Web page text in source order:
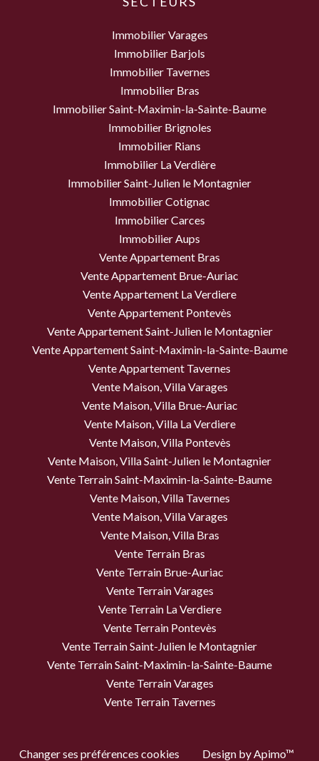
Immobilier Varages
Immobilier Barjols
Immobilier Tavernes
Immobilier Bras
Immobilier Saint-Maximin-la-Sainte-Baume
Immobilier Brignoles
Immobilier Rians
Immobilier La Verdière
Immobilier Saint-Julien le Montagnier
Immobilier Cotignac
Immobilier Carces
Immobilier Aups
Vente Appartement Bras
Vente Appartement Brue-Auriac
Vente Appartement La Verdiere
Vente Appartement Pontevès
Vente Appartement Saint-Julien le Montagnier
Vente Appartement Saint-Maximin-la-Sainte-Baume
Vente Appartement Tavernes
Vente Maison, Villa Varages
Vente Maison, Villa Brue-Auriac
Vente Maison, Villa La Verdiere
Vente Maison, Villa Pontevès
Vente Maison, Villa Saint-Julien le Montagnier
Vente Terrain Saint-Maximin-la-Sainte-Baume
Vente Maison, Villa Tavernes
Vente Maison, Villa Varages
Vente Maison, Villa Bras
Vente Terrain Bras
Vente Terrain Brue-Auriac
Vente Terrain Varages
Vente Terrain La Verdiere
Vente Terrain Pontevès
Vente Terrain Saint-Julien le Montagnier
Vente Terrain Saint-Maximin-la-Sainte-Baume
Vente Terrain Varages
Vente Terrain Tavernes
Changer ses préférences cookies Design byApimo™